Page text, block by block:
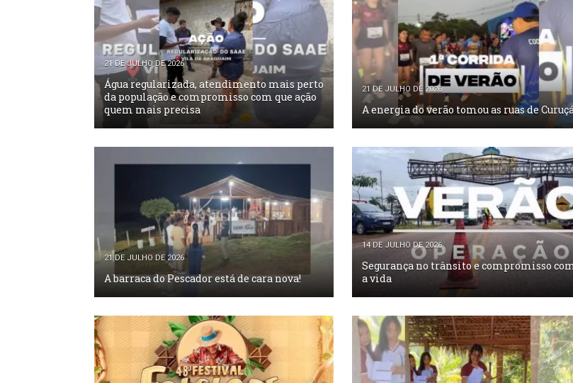
21 DE JULHO DE 2026
Água regularizada, atendimento mais perto
da população e compromisso com que ação
quem mais precisa
21 DE JULHO DE 2026
A energia do verão tomou as ruas de
21 DE JULHO DE 2026
A barraca do Pescador está de cara nova!
14 DE JULHO DE 2026
Segurança no trânsito e compromisso
a vida